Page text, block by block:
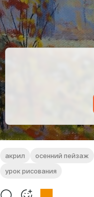
акрил осенний пейзаж
урок рисования